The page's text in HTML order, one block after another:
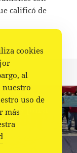
calificó de
para
cookies
al
uso de
más